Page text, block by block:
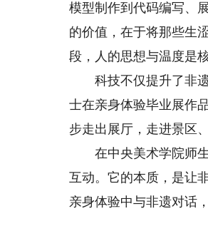
模型制作到代码编写、
的价值，在于将那些生
段，人的思想与温度是
科技不仅提升了非遗
士在亲身体验毕业展作
步走出展厅，走进景区
在中央美术学院师生
互动。它的本质，是让
亲身体验中与非遗对话